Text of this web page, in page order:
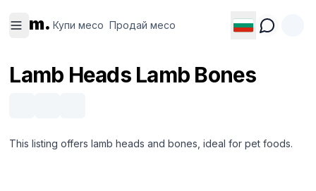
m. Купи месо Продай месо
месо
месо
Lamb Heads Lamb Bones
This listing offers lamb heads and bones, ideal for pet foods.